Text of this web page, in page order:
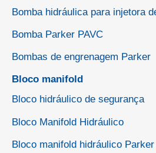
Bomba hidráulica para injetora
Bomba Parker PAVC
Bombas de engrenagem Parker
Bloco manifold
Bloco hidráulico de segurança
Bloco Manifold Hidráulico
Bloco manifold hidráulico Parker